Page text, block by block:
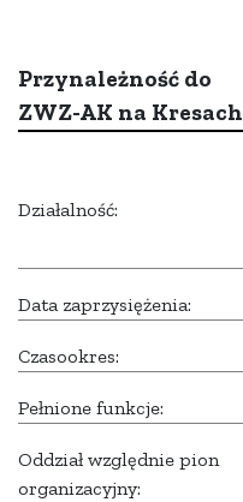
Przynależność do
ZWZ-AK na Kresach
Działalność:
Data zaprzysiężenia:
Czasookres:
Pełnione funkcje:
Oddział względnie pion
organizacyjny: